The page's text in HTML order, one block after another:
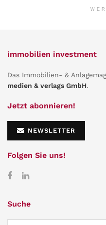
immobilien investment
Das Immobilien- &
medien & verlags GmbH.
Jetzt abonnieren!
NEWSLETTER
Folgen Sie uns!
Suche